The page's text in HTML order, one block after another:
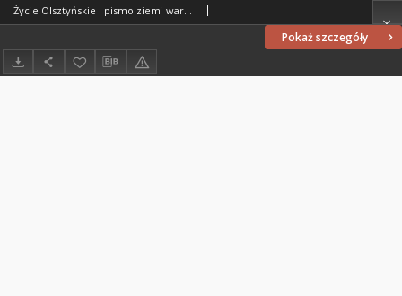
Pokaż szczegóły
Życie Olsztyńskie : pismo ziemi warmińsko-mazurskiej, 1952, nr 50